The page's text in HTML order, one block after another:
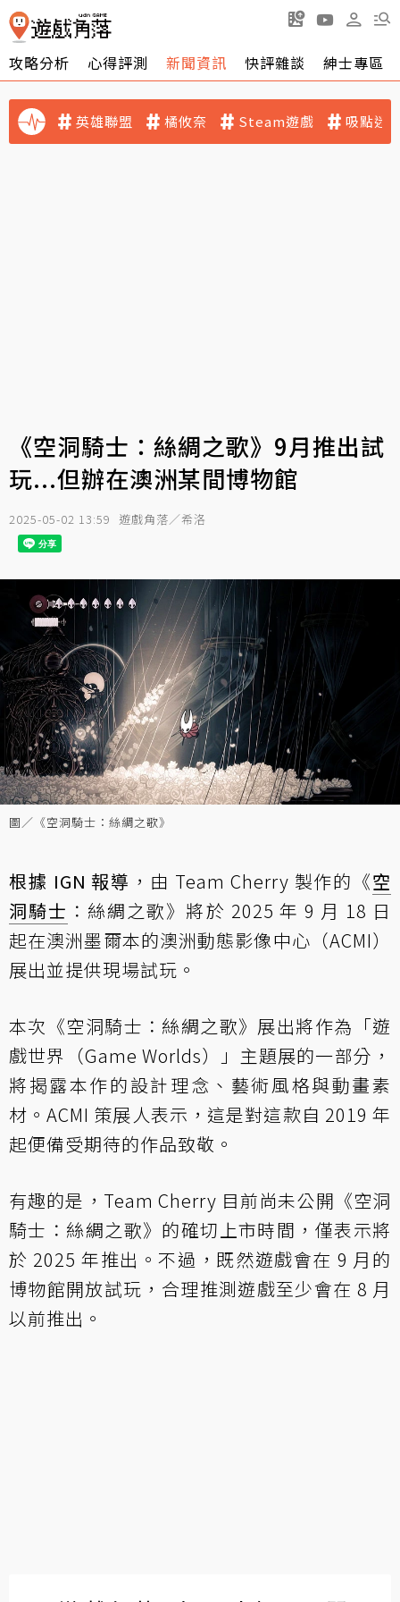
攻略分析 心得評測 新聞資訊 快評雜談 紳士專區
英雄聯盟 橘攸奈 Steam遊戲 吸點迷
《空洞騎士：絲綢之歌》9月推出試
玩...但辦在澳洲某間博物館
2025-05-02 13:59 遊戲角落／希洛
圖／《空洞騎士：絲綢之歌》
根據 IGN 報導 ，由 Team Cherry 製作的《空
洞騎士 ：絲綢之歌》將於 2025 年 9 月 18 日
起在澳洲墨爾本的澳洲動態影像中心（ACMI）
展出並提供現場試玩。
本次《空洞騎士：絲綢之歌》展出將作為「遊
戲世界（Game Worlds）」主題展的一部分，
將揭露本作的設計理念、藝術風格與動畫素
材。ACMI 策展人表示，這是對這款自 2019 年
起便備受期待的作品致敬。
有趣的是，Team Cherry 目前尚未公開《空洞
騎士：絲綢之歌》的確切上市時間，僅表示將
於 2025 年推出。不過，既然遊戲會在 9 月的
博物館開放試玩，合理推測遊戲至少會在 8 月
以前推出。